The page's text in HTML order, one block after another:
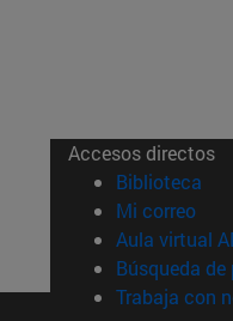
Accesos directos
Biblioteca
Mi correo
Aula virtual
Búsqueda de
Trabaja con